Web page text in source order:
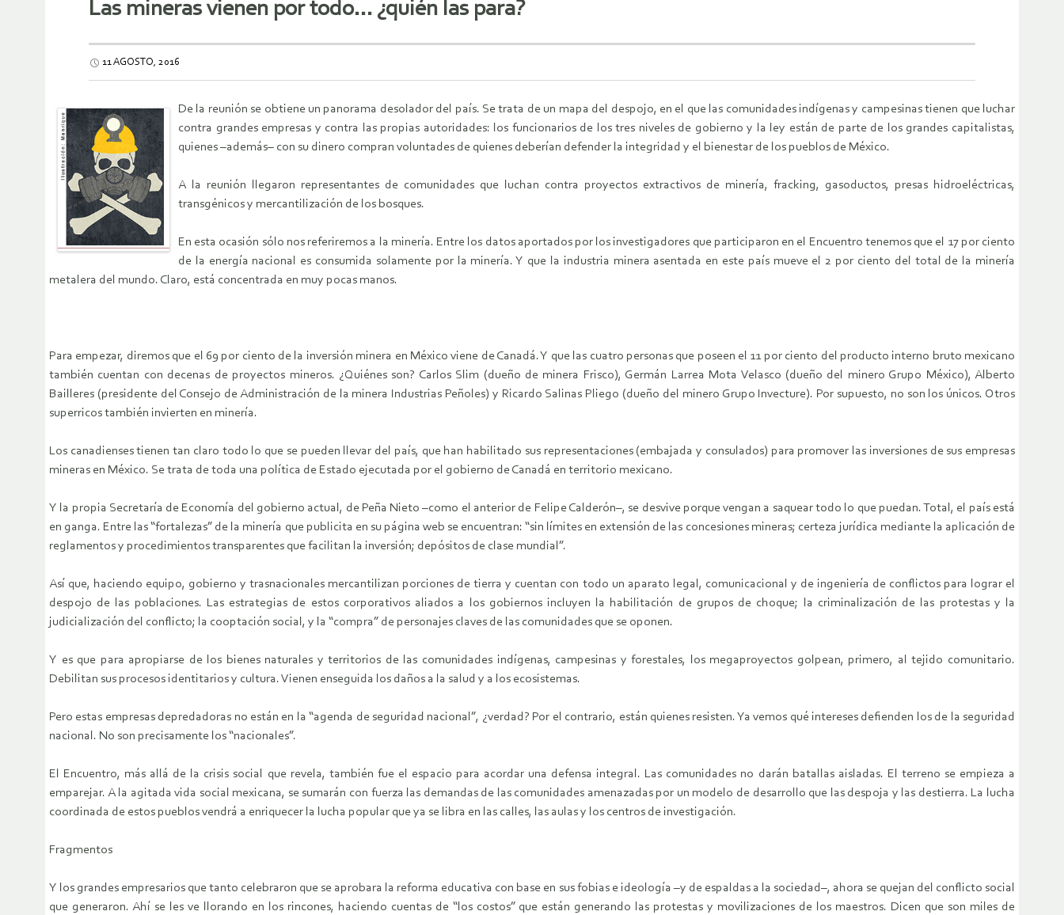
Las mineras vienen por todo… ¿quién las para?
11 AGOSTO, 2016
De la reunión se obtiene un panorama desolador del país. Se trata de un mapa del despojo, en el que las comunidades indígenas y campesinas tienen que luchar
contra grandes empresas y contra las propias autoridades: los funcionarios de los tres niveles de gobierno y la ley están de parte de los grandes capitalistas,
quienes –además– con su dinero compran voluntades de quienes deberían defender la integridad y el bienestar de los pueblos de México.
A la reunión llegaron representantes de comunidades que luchan contra proyectos extractivos de minería, fracking, gasoductos, presas hidroeléctricas,
transgénicos y mercantilización de los bosques.
En esta ocasión sólo nos referiremos a la minería. Entre los datos aportados por los investigadores que participaron en el Encuentro tenemos que el 17 por ciento
de la energía nacional es consumida solamente por la minería. Y que la industria minera asentada en este país mueve el 2 por ciento del total de la minería
metalera del mundo. Claro, está concentrada en muy pocas manos.
Para empezar, diremos que el 69 por ciento de la inversión minera en México viene de Canadá. Y que las cuatro personas que poseen el 11 por ciento del producto interno bruto mexicano
también cuentan con decenas de proyectos mineros. ¿Quiénes son? Carlos Slim (dueño de minera Frisco), Germán Larrea Mota Velasco (dueño del minero Grupo México), Alberto
Bailleres (presidente del Consejo de Administración de la minera Industrias Peñoles) y Ricardo Salinas Pliego (dueño del minero Grupo Invecture). Por supuesto, no son los únicos. Otros
superricos también invierten en minería.
Los canadienses tienen tan claro todo lo que se pueden llevar del país, que han habilitado sus representaciones (embajada y consulados) para promover las inversiones de sus empresas
mineras en México. Se trata de toda una política de Estado ejecutada por el gobierno de Canadá en territorio mexicano.
Y la propia Secretaría de Economía del gobierno actual, de Peña Nieto –como el anterior de Felipe Calderón–, se desvive porque vengan a saquear todo lo que puedan. Total, el país está
en ganga. Entre las “fortalezas” de la minería que publicita en su página web se encuentran: “sin límites en extensión de las concesiones mineras; certeza jurídica mediante la aplicación de
reglamentos y procedimientos transparentes que facilitan la inversión; depósitos de clase mundial”.
Así que, haciendo equipo, gobierno y trasnacionales mercantilizan porciones de tierra y cuentan con todo un aparato legal, comunicacional y de ingeniería de conflictos para lograr el
despojo de las poblaciones. Las estrategias de estos corporativos aliados a los gobiernos incluyen la habilitación de grupos de choque; la criminalización de las protestas y la
judicialización del conflicto; la cooptación social, y la “compra” de personajes claves de las comunidades que se oponen.
Y es que para apropiarse de los bienes naturales y territorios de las comunidades indígenas, campesinas y forestales, los megaproyectos golpean, primero, al tejido comunitario.
Debilitan sus procesos identitarios y cultura. Vienen enseguida los daños a la salud y a los ecosistemas.
Pero estas empresas depredadoras no están en la “agenda de seguridad nacional”, ¿verdad? Por el contrario, están quienes resisten. Ya vemos qué intereses defienden los de la seguridad
nacional. No son precisamente los “nacionales”.
El Encuentro, más allá de la crisis social que revela, también fue el espacio para acordar una defensa integral. Las comunidades no darán batallas aisladas. El terreno se empieza a
emparejar. A la agitada vida social mexicana, se sumarán con fuerza las demandas de las comunidades amenazadas por un modelo de desarrollo que las despoja y las destierra. La lucha
coordinada de estos pueblos vendrá a enriquecer la lucha popular que ya se libra en las calles, las aulas y los centros de investigación.
Fragmentos
Y los grandes empresarios que tanto celebraron que se aprobara la reforma educativa con base en sus fobias e ideología –y de espaldas a la sociedad–, ahora se quejan del conflicto social
que generaron. Ahí se les ve llorando en los rincones, haciendo cuentas de “los costos” que están generando las protestas y movilizaciones de los maestros. Dicen que son miles de